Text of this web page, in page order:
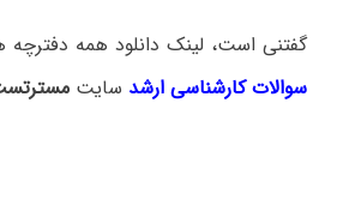
گفتنی است، لینک دانلود همه
سوالات کارشناسی ارشد سایت